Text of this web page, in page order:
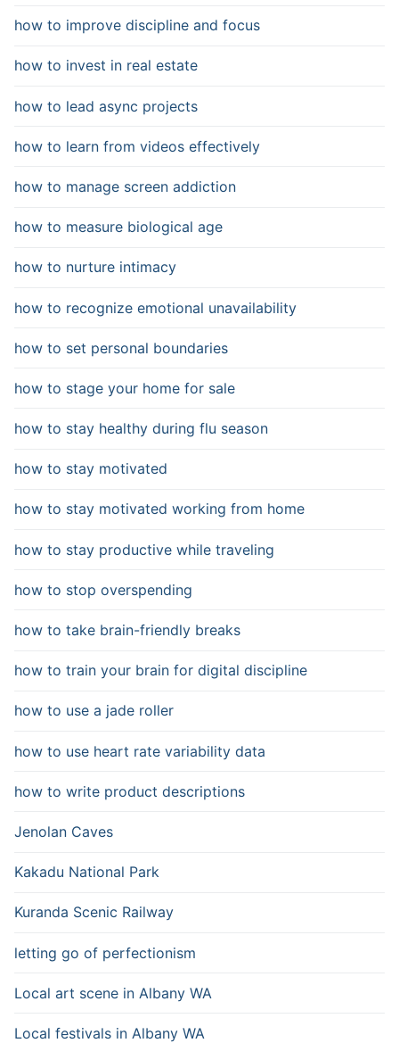
how to improve discipline and focus
how to invest in real estate
how to lead async projects
how to learn from videos effectively
how to manage screen addiction
how to measure biological age
how to nurture intimacy
how to recognize emotional unavailability
how to set personal boundaries
how to stage your home for sale
how to stay healthy during flu season
how to stay motivated
how to stay motivated working from home
how to stay productive while traveling
how to stop overspending
how to take brain-friendly breaks
how to train your brain for digital discipline
how to use a jade roller
how to use heart rate variability data
how to write product descriptions
Jenolan Caves
Kakadu National Park
Kuranda Scenic Railway
letting go of perfectionism
Local art scene in Albany WA
Local festivals in Albany WA